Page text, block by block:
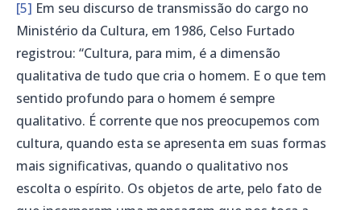
[5] Em seu discurso de transmissão do cargo no
Ministério da Cultura, em 1986, Celso Furtado
registrou: “Cultura, para mim, é a dimensão
qualitativa de tudo que cria o homem. E o que tem
sentido profundo para o homem é sempre
qualitativo. É corrente que nos preocupemos com
cultura, quando esta se apresenta em suas formas
mais significativas, quando o qualitativo nos
escolta o espírito. Os objetos de arte, pelo fato de